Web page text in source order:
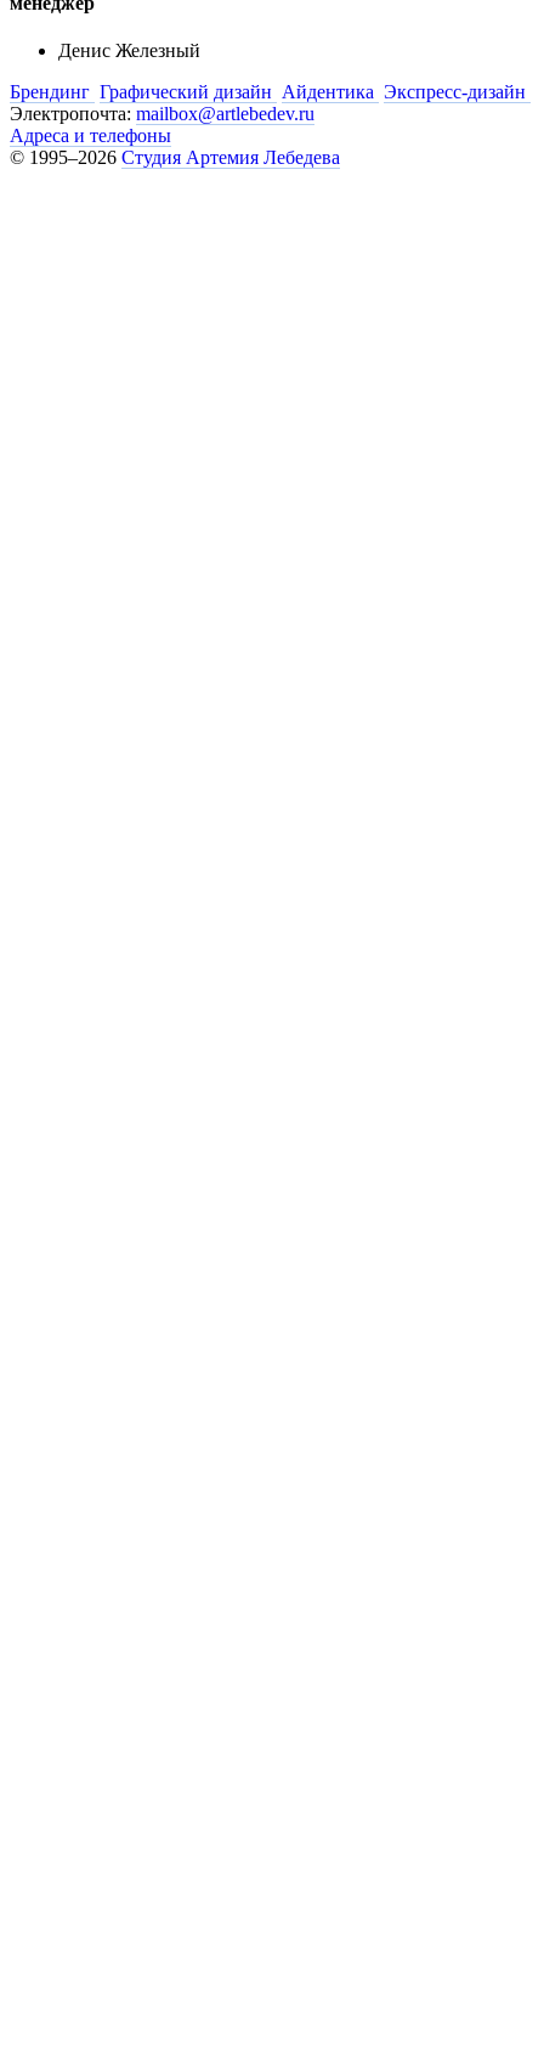
Денис Железный
Брендинг Графический дизайн Айдентика Экспресс-дизайн
Электропочта: mailbox@artlebedev.ru
Адреса и телефоны
© 1995–2026 Студия Артемия Лебедева